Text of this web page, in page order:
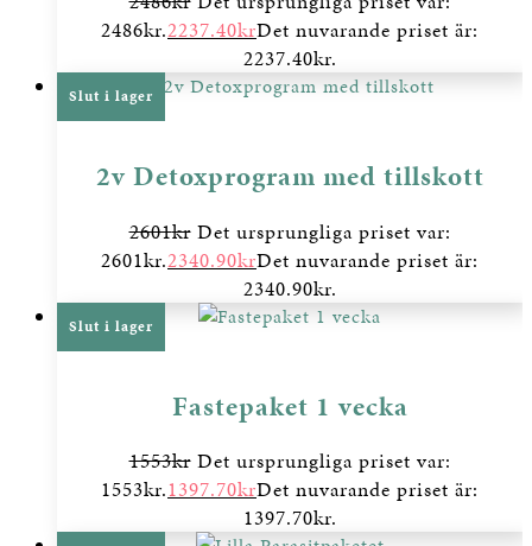
2486kr.2237.40krDet nuvarande priset är:
2237.40kr.
Slut i lager
2v Detoxprogram med tillskott
2601kr Det ursprungliga priset var:
2601kr.2340.90krDet nuvarande priset är:
2340.90kr.
Slut i lager
Fastepaket 1 vecka
1553kr Det ursprungliga priset var:
1553kr.1397.70krDet nuvarande priset är:
1397.70kr.